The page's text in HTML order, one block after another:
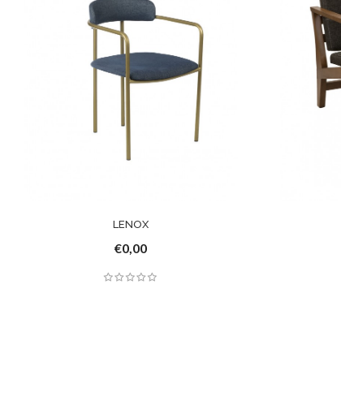
LENOX
€0,00